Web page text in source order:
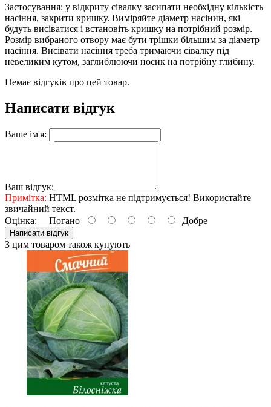
Застосування: у відкриту сівалку засипати необхідну кількість
насіння, закрити кришку. Виміряйте діаметр насінин, які
будуть висіватися і встановіть кришку на потрібний розмір.
Розмір вибраного отвору має бути трішки більшим за діаметр
насіння. Висівати насіння треба тримаючи сівалку під
невеликим кутом, заглиблюючи носик на потрібну глибину.
Немає відгуків про цей товар.
Написати відгук
Ваше ім'я:
Ваш відгук:
Примітка: HTML розмітка не підтримується! Використайте
звичайний текст.
Оцінка: Погано Добре
Написати відгук
З цим товаром також купують